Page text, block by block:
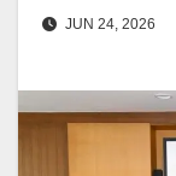
JUN 24, 2026